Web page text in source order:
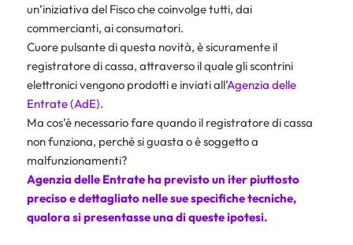
un’iniziativa del Fisco che coinvolge tutti, dai
commercianti, ai consumatori.
Cuore pulsante di questa novità, è sicuramente il
registratore di cassa, attraverso il quale gli scontrini
elettronici vengono prodotti e inviati all’Agenzia delle
Entrate (AdE).
Ma cos’è necessario fare quando il registratore di cassa
non funziona, perché si guasta o è soggetto a
malfunzionamenti?
Agenzia delle Entrate ha previsto un iter piuttosto
preciso e dettagliato nelle sue specifiche tecniche,
qualora si presentasse una di queste ipotesi.